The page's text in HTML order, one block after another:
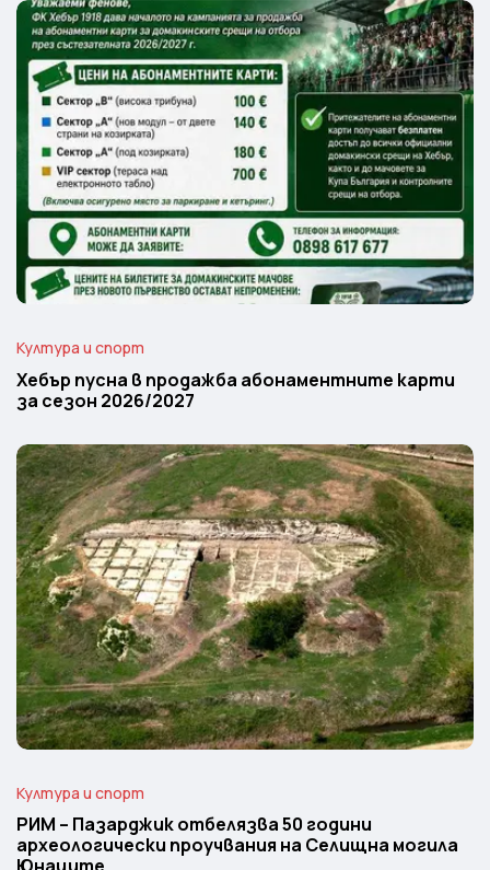
Култура и спорт
Хебър пусна в продажба абонаментните карти
за сезон 2026/2027
Култура и спорт
РИМ – Пазарджик отбелязва 50 години
археологически проучвания на Селищна могила